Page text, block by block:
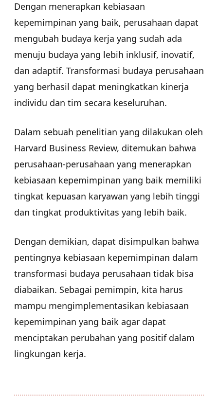
Dengan menerapkan kebiasaan
kepemimpinan yang baik, perusahaan dapat
mengubah budaya kerja yang sudah ada
menuju budaya yang lebih inklusif, inovatif,
dan adaptif. Transformasi budaya perusahaan
yang berhasil dapat meningkatkan kinerja
individu dan tim secara keseluruhan.
Dalam sebuah penelitian yang dilakukan oleh
Harvard Business Review, ditemukan bahwa
perusahaan-perusahaan yang menerapkan
kebiasaan kepemimpinan yang baik memiliki
tingkat kepuasan karyawan yang lebih tinggi
dan tingkat produktivitas yang lebih baik.
Dengan demikian, dapat disimpulkan bahwa
pentingnya kebiasaan kepemimpinan dalam
transformasi budaya perusahaan tidak bisa
diabaikan. Sebagai pemimpin, kita harus
mampu mengimplementasikan kebiasaan
kepemimpinan yang baik agar dapat
menciptakan perubahan yang positif dalam
lingkungan kerja.